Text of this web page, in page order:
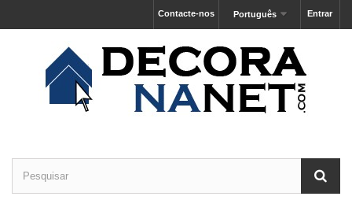
Entrar
Português
Contacte-nos